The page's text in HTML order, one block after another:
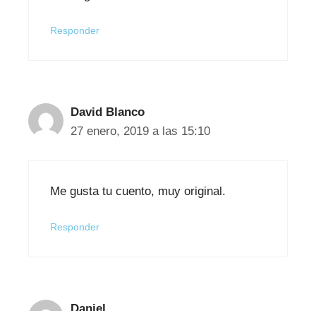
Responder
David Blanco
27 enero, 2019 a las 15:10
Me gusta tu cuento, muy original.
Responder